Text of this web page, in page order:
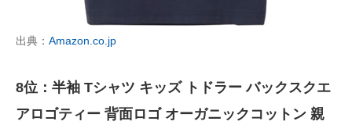
出典： Amazon.co.jp
8位：半袖 Tシャツ キッズ トドラー バックスクエ
アロゴティー 背面ロゴ オーガニックコットン 親